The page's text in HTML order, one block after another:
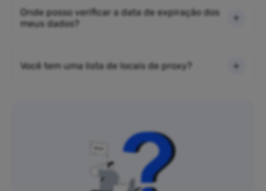
Onde posso verificar a data de expiração dos
meus dados?
Você tem uma lista de locais de proxy?